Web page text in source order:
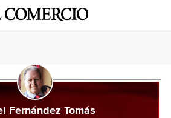
Fernández Tomás